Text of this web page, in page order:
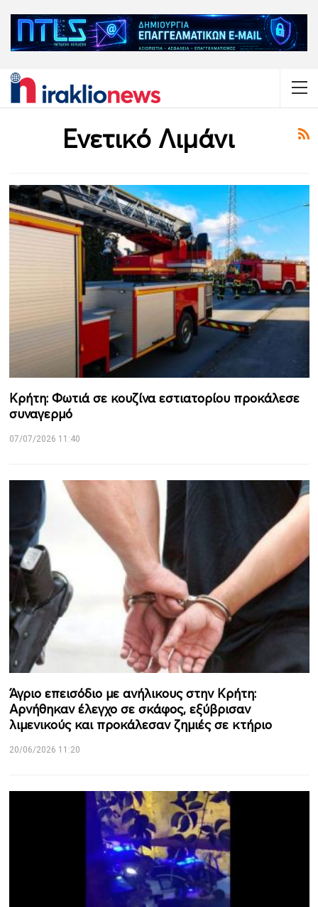
Ενετικό Λιμάνι
Κρήτη: Φωτιά σε κουζίνα εστιατορίου προκάλεσε
συναγερμό
07/07/2026 11:40
Άγριο επεισόδιο με ανήλικους στην Κρήτη:
Αρνήθηκαν έλεγχο σε σκάφος, εξύβρισαν
λιμενικούς και προκάλεσαν ζημιές σε κτήριο
20/06/2026 11:20